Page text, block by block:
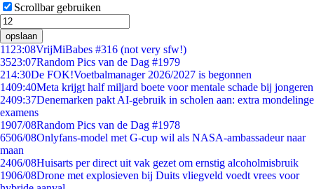
Scrollbar gebruiken
opslaan
11 23:08VrijMiBabes #316 (not very sfw!)
3523:07Random Pics van de Dag #1979
214:30De FOK!Voetbalmanager 2026/2027 is begonnen
1409:40Meta krijgt half miljard boete voor mentale schade bij jongeren
2409:37Denemarken pakt AI-gebruik in scholen aan: extra mondelinge
examens
1907/08Random Pics van de Dag #1978
6506/08Onlyfans-model met G-cup wil als NASA-ambassadeur naar
maan
2406/08Huisarts per direct uit vak gezet om ernstig alcoholmisbruik
1906/08Drone met explosieven bij Duits vliegveld voedt vrees voor